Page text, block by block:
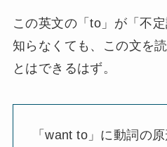
この英文の「to」が「不
知らなくても、この文を
とはできるはず。
「want to」に動詞の